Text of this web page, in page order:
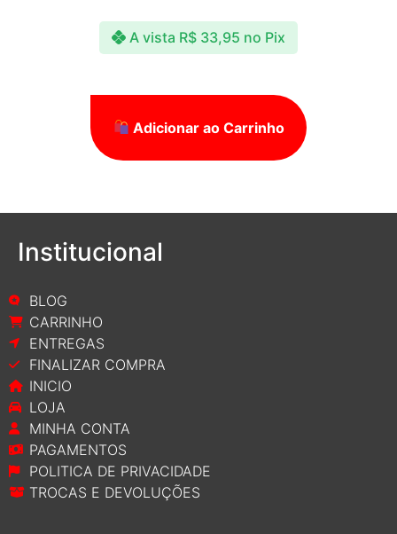
A vista R$ 33,95 no Pix
Adicionar ao Carrinho
Institucional
BLOG
CARRINHO
ENTREGAS
FINALIZAR COMPRA
INICIO
LOJA
MINHA CONTA
PAGAMENTOS
POLITICA DE PRIVACIDADE
TROCAS E DEVOLUÇÕES